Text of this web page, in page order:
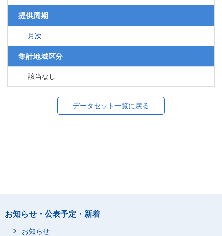
提供周期
月次
集計地域区分
該当なし
データセット一覧に戻る
お知らせ・公表予定・新着
お知らせ